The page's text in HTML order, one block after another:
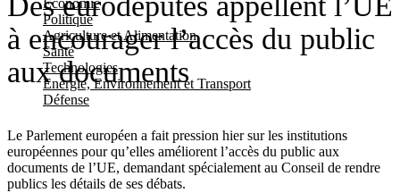
Politique
Agriculture et Alimentation
Santé
Technologies
Energie, Environnement et Transport
Défense
à encourager l’accès du public
aux documents
Le Parlement européen a fait pression hier sur les institutions
européennes pour qu’elles améliorent l’accès du public aux
documents de l’UE, demandant spécialement au Conseil de rendre
publics les détails de ses débats.